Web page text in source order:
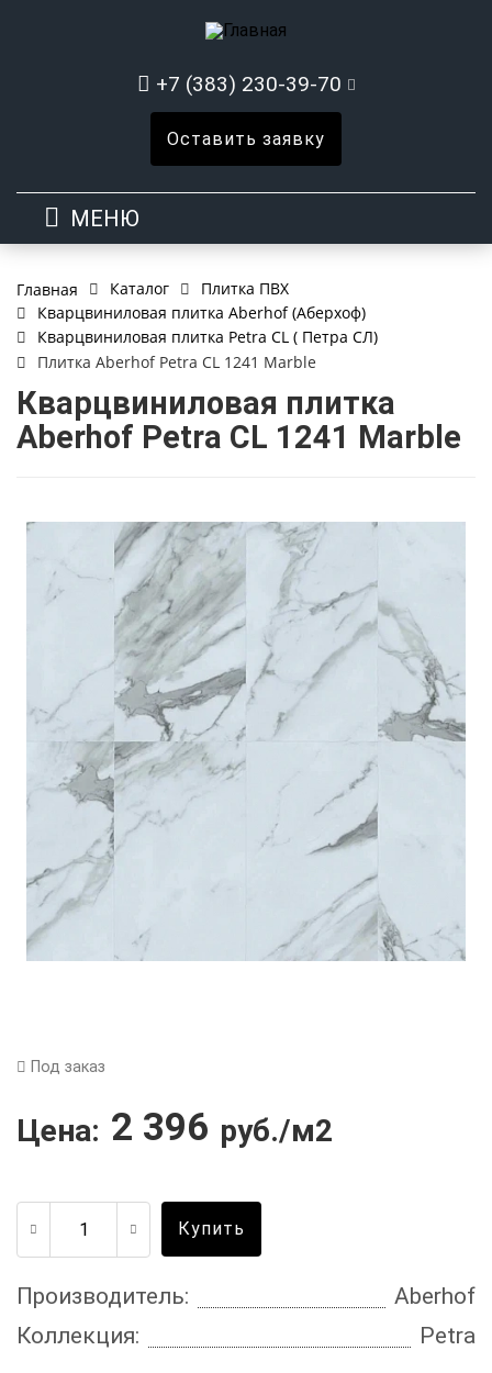
+7 (383) 230-39-70
Оставить заявку
МЕНЮ
Главная Каталог
Плитка ПВХ
Кварцвиниловая плитка Aberhof (Аберхоф)
Кварцвиниловая плитка Petra CL ( Петра СЛ)
Плитка Aberhof Petra CL 1241 Marble
Кварцвиниловая плитка
Aberhof Petra CL 1241 Marble
Под заказ
Цена: 2 396 руб./м2
Купить
Производитель:
Aberhof
Коллекция:
Petra